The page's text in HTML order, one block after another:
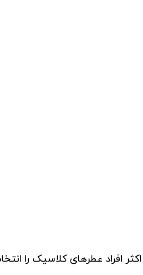
افراد عطر‌های کلاسیک را